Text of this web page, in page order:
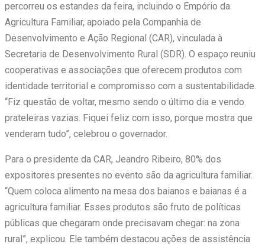
percorreu os estandes da feira, incluindo o Empório da
Agricultura Familiar, apoiado pela Companhia de
Desenvolvimento e Ação Regional (CAR), vinculada à
Secretaria de Desenvolvimento Rural (SDR). O espaço reuniu
cooperativas e associações que oferecem produtos com
identidade territorial e compromisso com a sustentabilidade.
“Fiz questão de voltar, mesmo sendo o último dia e vendo
prateleiras vazias. Fiquei feliz com isso, porque mostra que
venderam tudo”, celebrou o governador.
Para o presidente da CAR, Jeandro Ribeiro, 80% dos
expositores presentes no evento são da agricultura familiar.
“Quem coloca alimento na mesa dos baianos e baianas é a
agricultura familiar. Esses produtos são fruto de políticas
públicas que chegaram onde precisavam chegar: na zona
rural”, explicou. Ele também destacou ações de assistência